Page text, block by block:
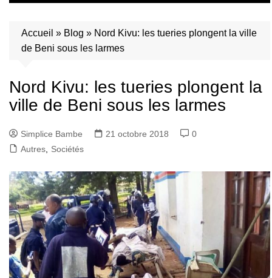
Accueil » Blog » Nord Kivu: les tueries plongent la ville
de Beni sous les larmes
Nord Kivu: les tueries plongent la
ville de Beni sous les larmes
Simplice Bambe 21 octobre 2018
0
Autres
Sociétés